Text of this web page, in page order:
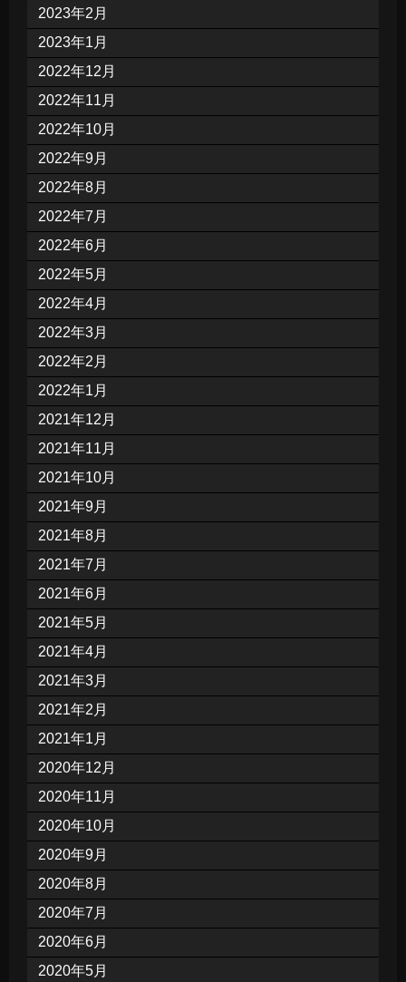
2023年2月
2023年1月
2022年12月
2022年11月
2022年10月
2022年9月
2022年8月
2022年7月
2022年6月
2022年5月
2022年4月
2022年3月
2022年2月
2022年1月
2021年12月
2021年11月
2021年10月
2021年9月
2021年8月
2021年7月
2021年6月
2021年5月
2021年4月
2021年3月
2021年2月
2021年1月
2020年12月
2020年11月
2020年10月
2020年9月
2020年8月
2020年7月
2020年6月
2020年5月